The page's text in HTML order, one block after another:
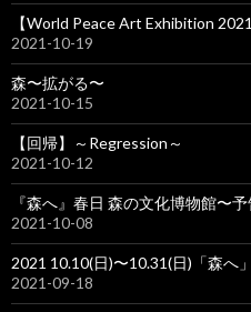
【World Peace Art Exhibition
2021-10-19
森〜拡がる〜
2021-10-15
【回帰】～Regression～
2021-10-12
『森へ』春日 森の文化博物館〜
2021-10-08
2021 10.10(日)〜10.31(日)「森へ
2021-09-18